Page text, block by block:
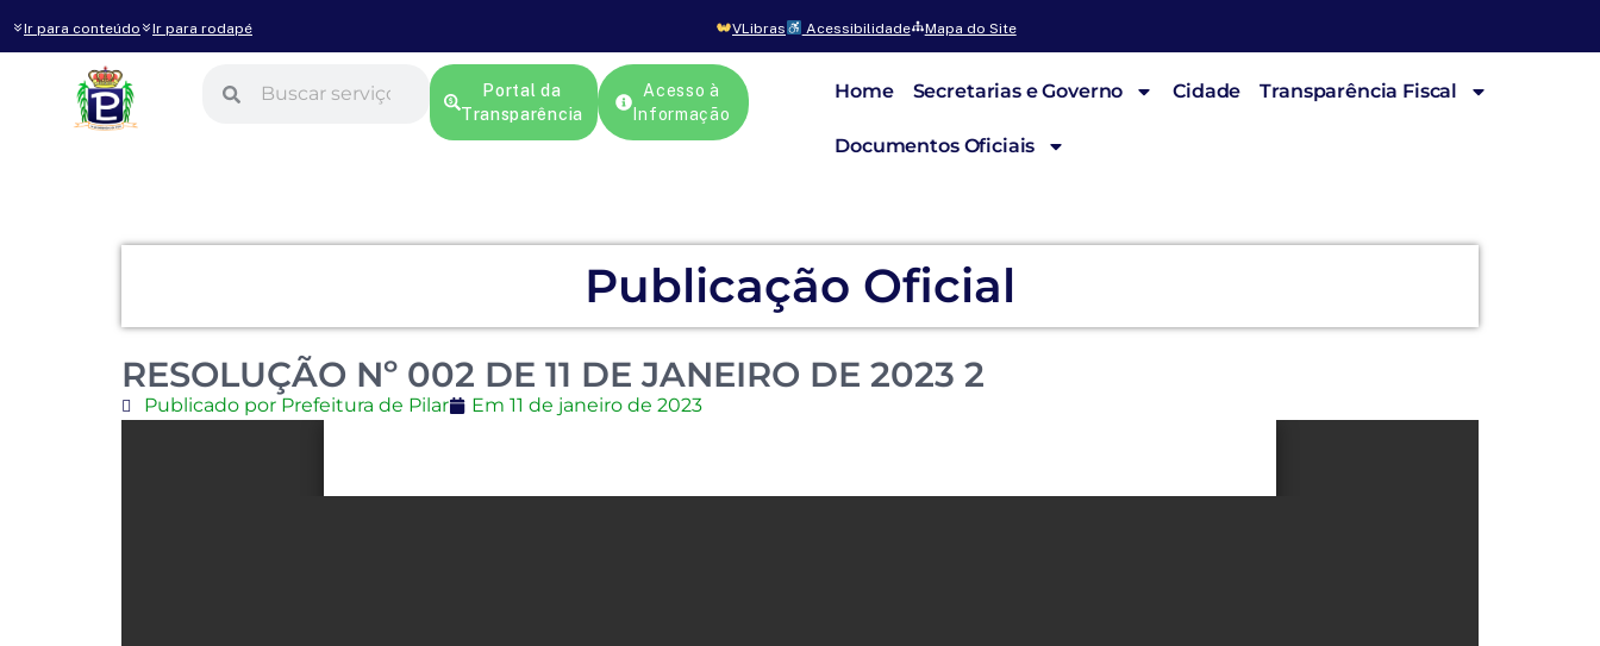
Ir para conteúdo Ir para rodapé VLibras Acessibilidade Mapa do Site
Portal da
Transparência
Acesso à
Informação
Home Secretarias e Governo Cidade Transparência Fiscal
Documentos Oficiais
Publicação Oficial
RESOLUÇÃO Nº 002 DE 11 DE JANEIRO DE 2023 2
Publicado por Prefeitura de Pilar Em 11 de janeiro de 2023